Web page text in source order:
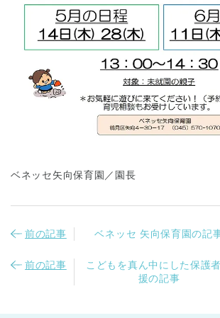
ベネッセ矢向保育園／園長
前の記事 ベネッセ 矢向保育園の記
前の記事
こどもを真ん中にした保護
援の記事